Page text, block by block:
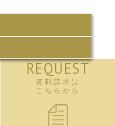
REQUEST
資料請求は
こちらから